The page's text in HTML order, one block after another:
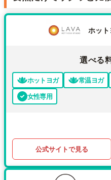
ホッ
選べる
ホットヨガ 常温ヨガ
女性専用
公式サイトで見る